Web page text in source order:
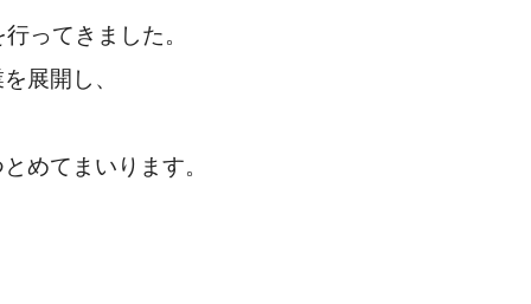
ってきました。
展開し、
めてまいります。